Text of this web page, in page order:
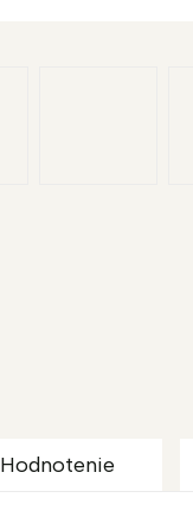
Hodnotenie